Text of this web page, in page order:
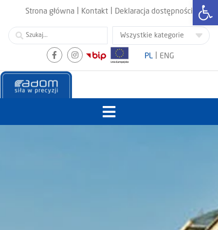
Strona główna Kontakt Deklaracja dostępności
PL ENG